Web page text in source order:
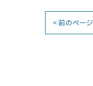
< 前のページ